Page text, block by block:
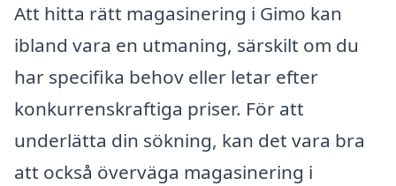
Att hitta rätt magasinering i Gimo kan
ibland vara en utmaning, särskilt om du
har specifika behov eller letar efter
konkurrenskraftiga priser. För att
underlätta din sökning, kan det vara bra
att också överväga magasinering i